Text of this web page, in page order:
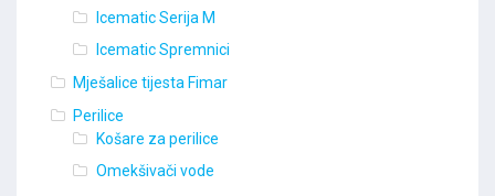
Icematic Serija M
Icematic Spremnici
Mješalice tijesta Fimar
Perilice
Košare za perilice
Omekšivači vode